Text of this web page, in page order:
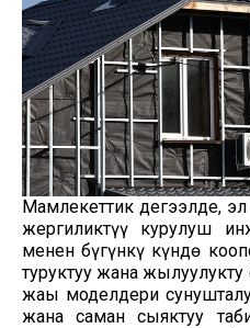
Мамлекеттик деңгээлде,
жергиликтүү курулуш
менен бүгүнкү күндө
туруктуу жана
жаңы моделдери
жана саман сыяктуу